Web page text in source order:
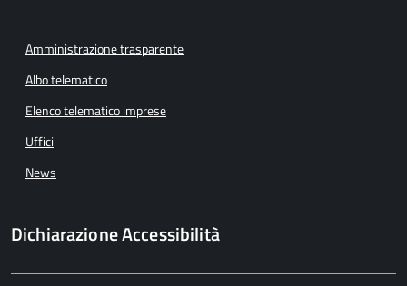
Amministrazione trasparente
Albo telematico
Elenco telematico imprese
Uffici
News
Dichiarazione Accessibilità